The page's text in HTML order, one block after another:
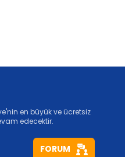
en büyük ve ücretsiz
edecektir.
FORUM